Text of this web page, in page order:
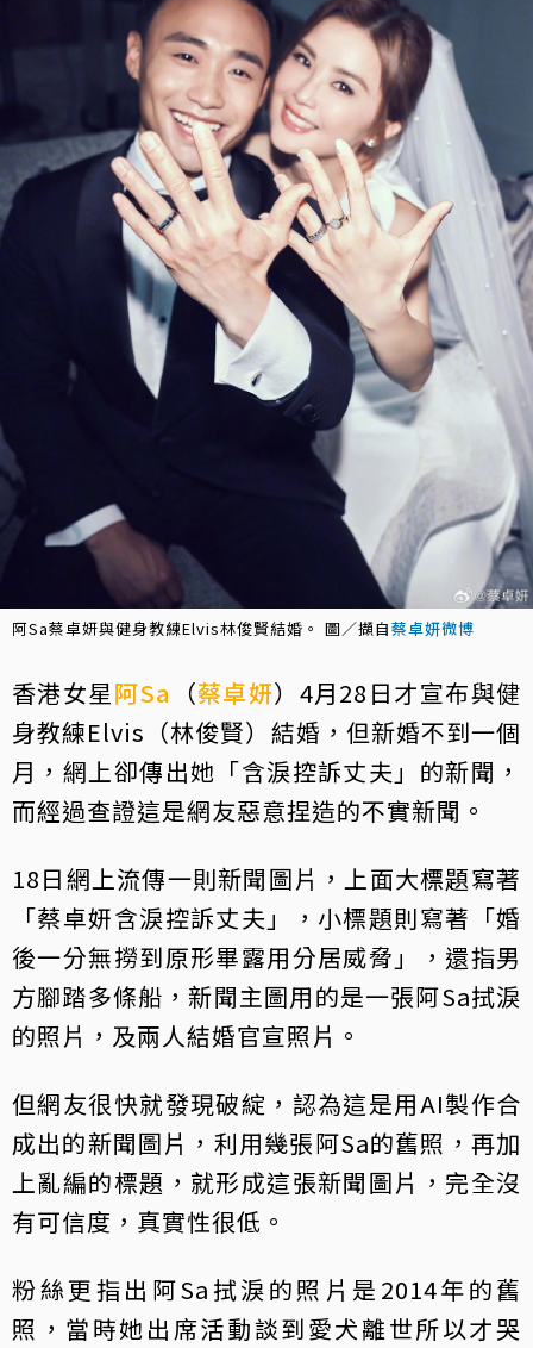
阿Sa蔡卓妍與健身教練Elvis林俊賢結婚。 圖／擷自蔡卓妍微博
香港女星阿Sa （蔡卓妍）4月28日才宣布與健
身教練Elvis（林俊賢）結婚，但新婚不到一個
月，網上卻傳出她「含淚控訴丈夫」的新聞，
而經過查證這是網友惡意捏造的不實新聞。
18日網上流傳一則新聞圖片，上面大標題寫著
「蔡卓妍含淚控訴丈夫」，小標題則寫著「婚
後一分無撈到原形畢露用分居威脅」，還指男
方腳踏多條船，新聞主圖用的是一張阿Sa拭淚
的照片，及兩人結婚官宣照片。
但網友很快就發現破綻，認為這是用AI製作合
成出的新聞圖片，利用幾張阿Sa的舊照，再加
上亂編的標題，就形成這張新聞圖片，完全沒
有可信度，真實性很低。
粉絲更指出阿Sa拭淚的照片是2014年的舊
照，當時她出席活動談到愛犬離世所以才哭